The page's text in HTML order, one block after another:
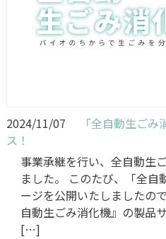
2024/11/07
「全自動生ご
ス！
事業承継を行い、全自動生
ました。 ​​​​​​​このたび、「全自
ージを公開いたしましたの
自動生ごみ消化機』の製品
[…]